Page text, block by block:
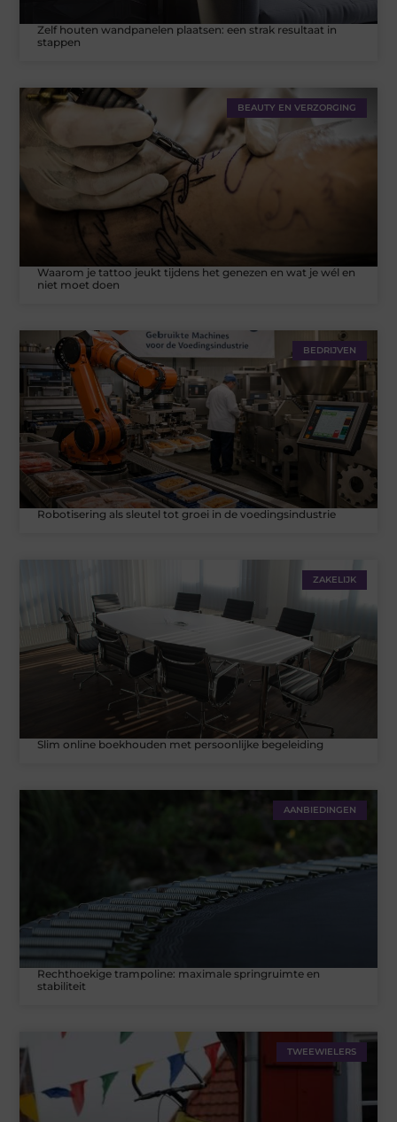
Zelf houten wandpanelen plaatsen: een strak resultaat in
stappen
BEAUTY EN VERZORGING
Waarom je tattoo jeukt tijdens het genezen en wat je wél en
niet moet doen
BEDRIJVEN
Robotisering als sleutel tot groei in de voedingsindustrie
ZAKELIJK
Slim online boekhouden met persoonlijke begeleiding
AANBIEDINGEN
Rechthoekige trampoline: maximale springruimte en
stabiliteit
TWEEWIELERS